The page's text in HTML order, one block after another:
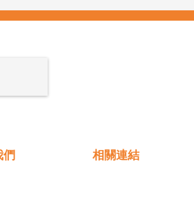
們 相關連結